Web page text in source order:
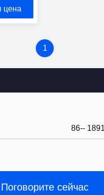
86--
Поговорите сейчас
цена
1